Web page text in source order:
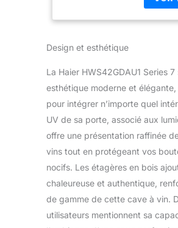
Design et esthétique
La Haier HWS42GDAU1 Series
esthétique moderne et
pour intégrer n’importe quel
UV de sa porte, associé aux
offre une présentation raffinée
vins tout en protégeant vos
nocifs. Les étagères en bois
chaleureuse et authentique,
de gamme de cette cave à vin.
utilisateurs mentionnent sa